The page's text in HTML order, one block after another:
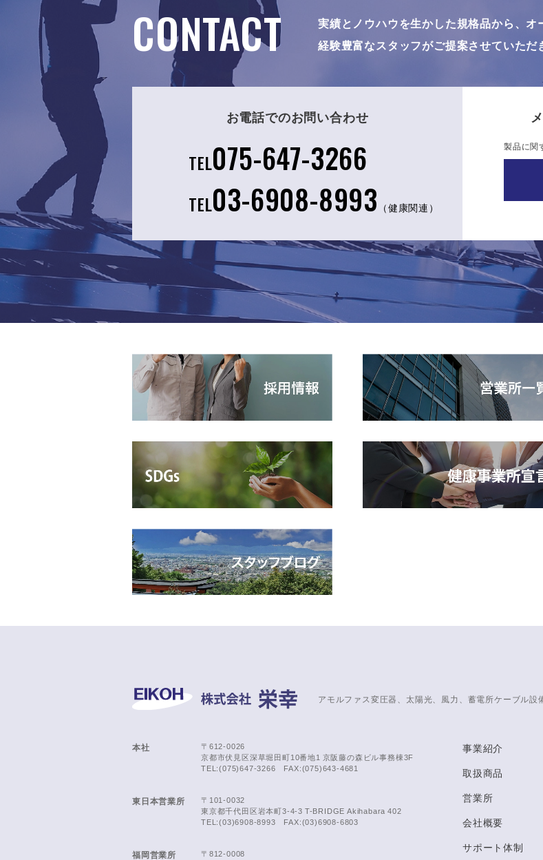
CONTACT
実績とノウハウを生かした規格品から、オ
経験豊富なスタッフがご提案させていただ
お電話でのお問い合わせ
TEL075-647-3266
TEL03-6908-8993 （健康関連）
製品に関
アモルファス変圧器、太陽光、風力、蓄電所ケーブル
本社
〒612-0026
京都市伏見区深草堀田町10番地1 京阪藤の森ビル事務棟3F
TEL:(075)647-3266 FAX:(075)643-4681
東日本営業所
〒101-0032
東京都千代田区岩本町3-4-3 T-BRIDGE Akihabara 402
TEL:(03)6908-8993 FAX:(03)6908-6803
福岡営業所
〒812-0008
事業紹介
取扱商品
営業所
会社概要
サポート体制